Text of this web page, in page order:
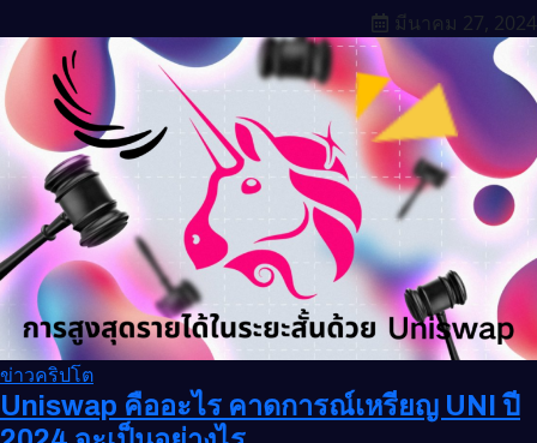
มีนาคม 27, 2024
ข่าวคริปโต
Uniswap คืออะไร คาดการณ์เหรียญ UNI ปี